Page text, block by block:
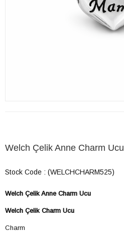
Welch Çelik Anne Charm Ucu
Stock Code (WELCHCHARM525)
Welch Çelik Anne Charm Ucu
Welch Çelik Charm Ucu
Charm